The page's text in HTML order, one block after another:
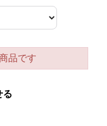
品です
る